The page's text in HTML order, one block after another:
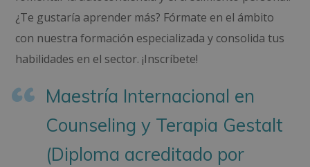
¿Te gustaría aprender más? Fórmate en el ámbito
con nuestra formación especializada y consolida tus
habilidades en el sector. ¡Inscríbete!
Maestría Internacional en
Counseling y Terapia Gestalt
(Diploma acreditado por